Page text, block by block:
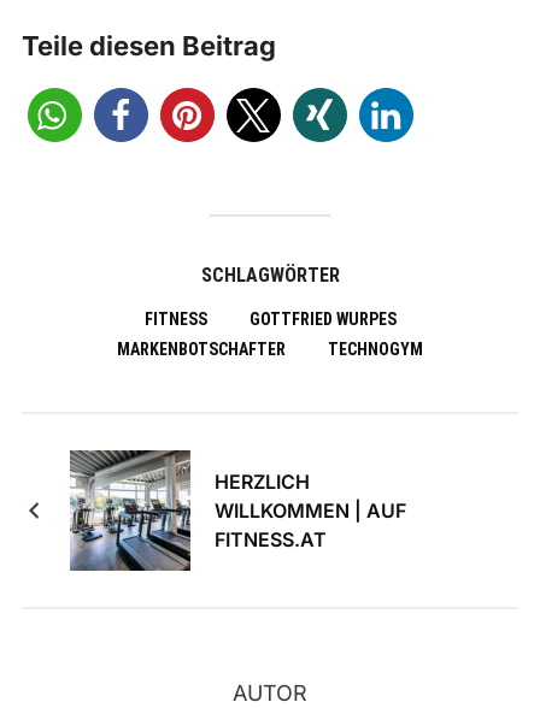
Teile diesen Beitrag
SCHLAGWÖRTER
FITNESS
GOTTFRIED WURPES
MARKENBOTSCHAFTER
TECHNOGYM
HERZLICH
WILLKOMMEN | AUF
FITNESS.AT
AUTOR